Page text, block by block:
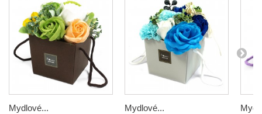
Mydlové... Mydlové...